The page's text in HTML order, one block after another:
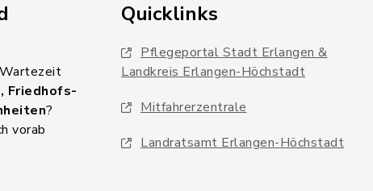
Friedhofs-
?
vorab
Quicklinks
Pflegeportal Stadt Erlangen &
Landkreis Erlangen-Höchstadt
Mitfahrerzentrale
Landratsamt Erlangen-Höchstadt